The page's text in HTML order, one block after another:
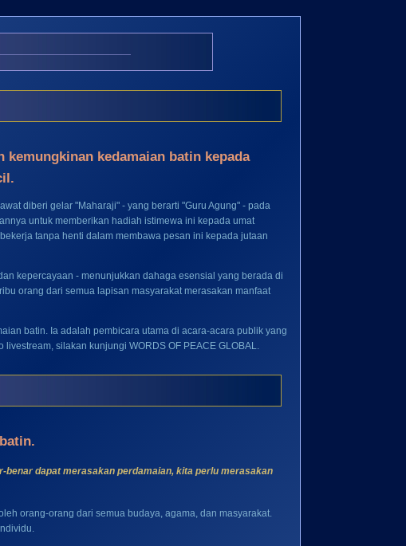
kemungkinan kedamaian batin kepada
diberi gelar "Maharaji" - yang berarti "Guru Agung" - pada
untuk memberikan hadiah istimewa ini kepada umat
tanpa henti dalam membawa pesan ini kepada jutaan
kepercayaan - menunjukkan dahaga esensial yang berada di
orang dari semua lapisan masyarakat merasakan manfaat
batin. Ia adalah pembicara utama di acara-acara publik yang
livestream, silakan kunjungi WORDS OF PEACE GLOBAL
benar dapat merasakan perdamaian, kita perlu merasakan
orang-orang dari semua budaya, agama, dan masyarakat.